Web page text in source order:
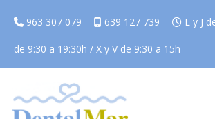
963 307 079 639 127 739 L y J
de 9:30 a 19:30h / X y V de 9:30 a 15h